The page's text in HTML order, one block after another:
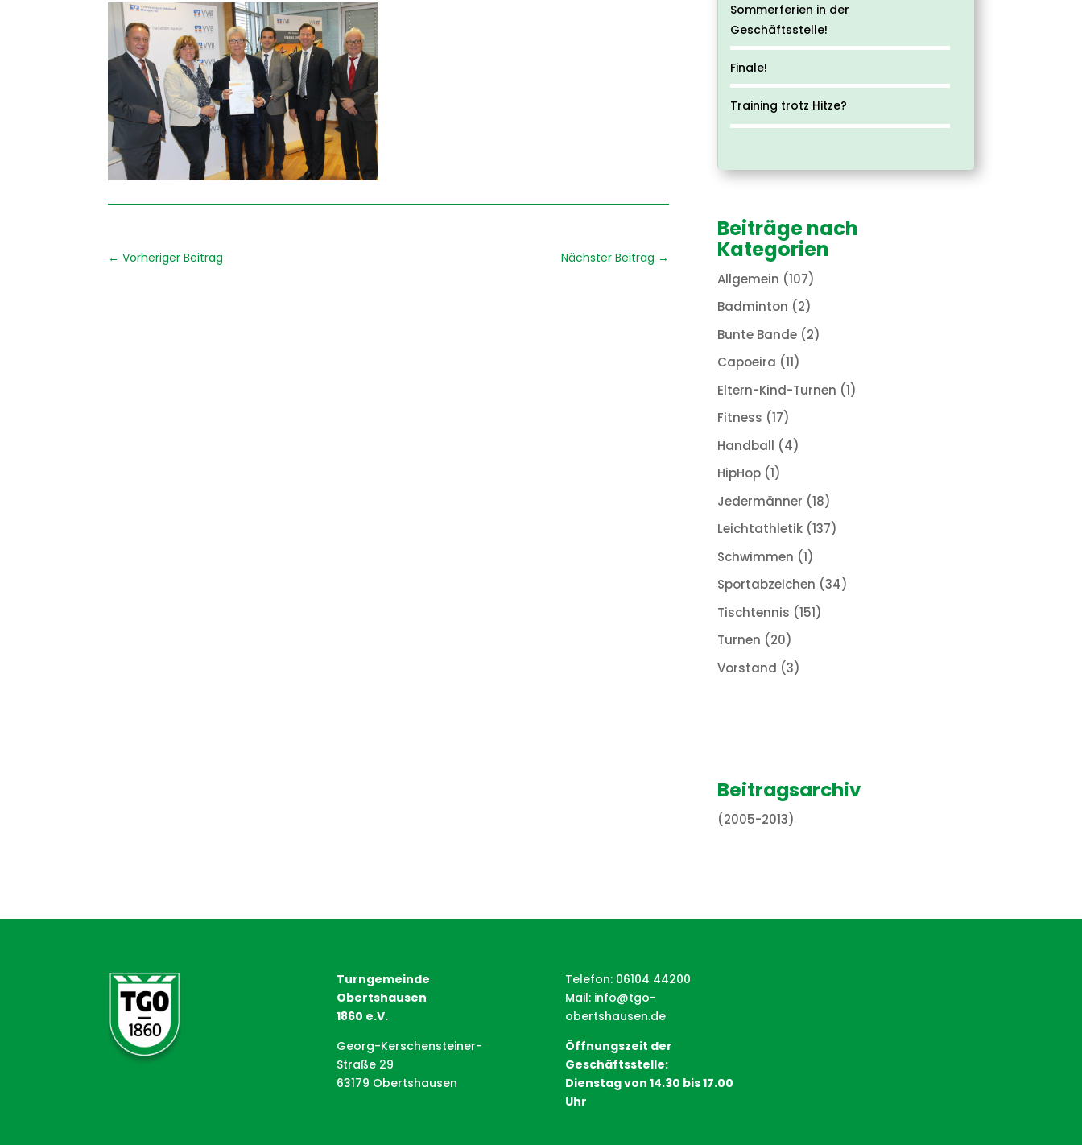
←Vorheriger Beitrag Nächster Beitrag →
Sommerferien in der
Geschäftsstelle!
Finale!
Training trotz Hitze?
Beiträge nach
Kategorien
Allgemein (107)
Badminton (2)
Bunte Bande(2)
Capoeira (11)
Eltern-Kind-Turnen (1)
Fitness (17)
Handball (4)
HipHop(1)
Jedermänner (18)
Leichtathletik(137)
Schwimmen (1)
Sportabzeichen (34)
Tischtennis (151)
Turnen (20)
Vorstand (3)
Beitragsarchiv
(2005-2013)
Turngemeinde
Obertshausen
1860 e.V.
Georg-Kerschensteiner-
Straße 29
63179 Obertshausen
Telefon: 06104 44200
Mail: info@tgo-
obertshausen.de
Öffnungszeit der
Geschäftsstelle:
Dienstag von 14.30 bis 17.00
Uhr